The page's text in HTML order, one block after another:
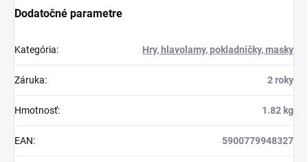
Dodatočné parametre
Kategória: Hry, hlavolamy, pokladničky, masky
Záruka: 2 roky
Hmotnosť: 1.82 kg
EAN: 5900779948327